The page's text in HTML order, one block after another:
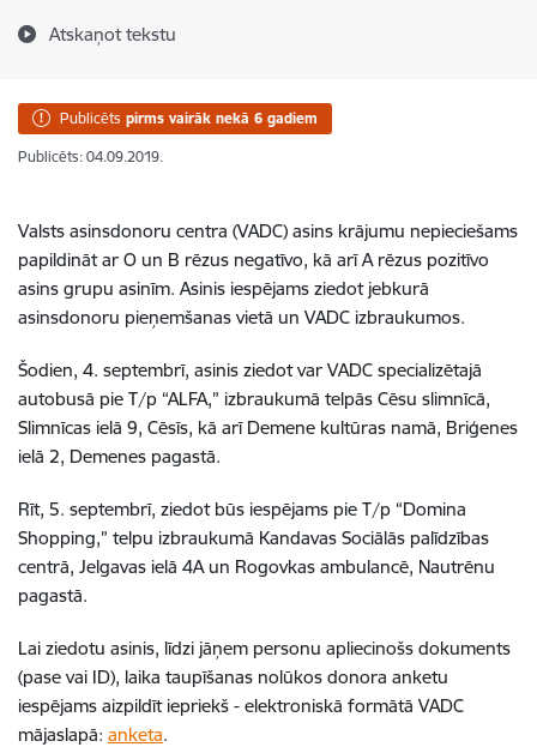
Atskaņot tekstu
Publicēts pirms vairāk nekā 6 gadiem
Publicēts: 04.09.2019.
Valsts asinsdonoru centra (VADC) asins krājumu nepieciešams
papildināt ar O un B rēzus negatīvo, kā arī A rēzus pozitīvo
asins grupu asinīm. Asinis iespējams ziedot jebkurā
asinsdonoru pieņemšanas vietā un VADC izbraukumos.
Šodien, 4. septembrī, asinis ziedot var VADC specializētajā
autobusā pie T/p “ALFA,” izbraukumā telpās Cēsu slimnīcā,
Slimnīcas ielā 9, Cēsīs, kā arī Demene kultūras namā, Briģenes
ielā 2, Demenes pagastā.
Rīt, 5. septembrī, ziedot būs iespējams pie T/p “Domina
Shopping,” telpu izbraukumā Kandavas Sociālās palīdzības
centrā, Jelgavas ielā 4A un Rogovkas ambulancē, Nautrēnu
pagastā.
Lai ziedotu asinis, līdzi jāņem personu apliecinošs dokuments
(pase vai ID), laika taupīšanas nolūkos donora anketu
iespējams aizpildīt iepriekš - elektroniskā formātā VADC
mājaslapā: anketa.